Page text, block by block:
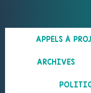
APPELS À
ARCHIVES